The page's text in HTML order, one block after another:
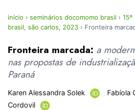
início › seminários docomomo brasil ›
brasil, são carlos, 2023 › Fronteira
Fronteira marcada: a
nas propostas de
Paraná
Karen Alessandra Solek ; Fabíola
Cordovil